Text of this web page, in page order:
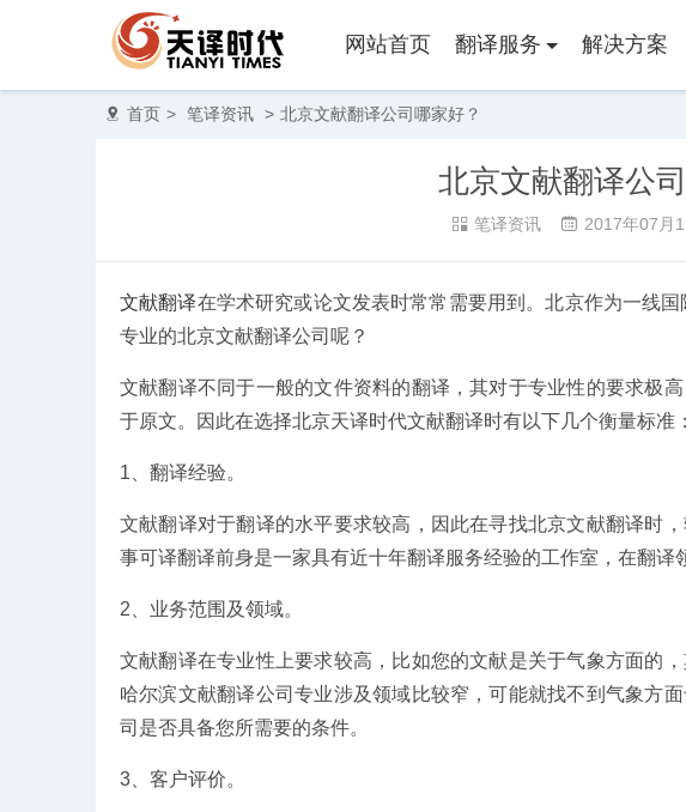
网站首页 翻译服务 解决方案
首页 > 笔译资讯 > 北京文献翻译公司哪家好？
北京文献翻译公
笔译资讯 2017年07月
文献翻译在学术研究或论文发表时常常需要用到。北京作为一线
专业的北京文献翻译公司呢？
文献翻译不同于一般的文件资料的翻译，其对于专业性的要求极
于原文。因此在选择北京天译时代文献翻译时有以下几个衡量标准：
1、翻译经验。
文献翻译对于翻译的水平要求较高，因此在寻找北京文献翻译时
事可译翻译前身是一家具有近十年翻译服务经验的工作室，在翻译
2、业务范围及领域。
文献翻译在专业性上要求较高，比如您的文献是关于气象方面的
哈尔滨文献翻译公司专业涉及领域比较窄，可能就找不到气象方
司是否具备您所需要的条件。
3、客户评价。